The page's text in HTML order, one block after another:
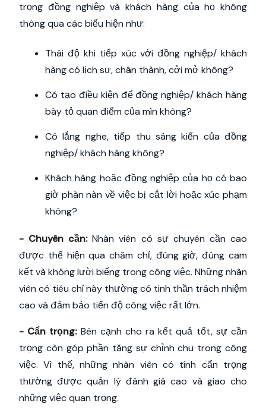
trọng đồng nghiệp và khách hàng của họ không
thông qua các biểu hiện như:
Thái độ khi tiếp xúc với đồng nghiệp/ khách
hàng có lịch sự, chân thành, cởi mở không?
Có tạo điều kiện để đồng nghiệp/ khách hàng
bày tỏ quan điểm của mìn không?
Có lắng nghe, tiếp thu sáng kiến của đồng
nghiệp/ khách hàng không?
Khách hàng hoặc đồng nghiệp của họ có bao
giờ phàn nàn về việc bị cắt lời hoặc xúc phạm
không?
- Chuyên cần:Nhân viên có sự chuyên cần cao
được thể hiện qua chăm chỉ, đúng giờ, đúng cam
kết và không lười biếng trong công việc. Những nhân
viên có tiêu chí này thường có tinh thần trách nhiệm
cao và đảm bảo tiến độ công việc rất lớn.
- Cẩn trọng:Bên cạnh cho ra kết quả tốt, sự cần
trọng còn góp phần tăng sự chỉnh chu trong công
việc. Vì thế, những nhân viên có tính cẩn trọng
thường được quản lý đánh giá cao và giao cho
những việc quan trọng.